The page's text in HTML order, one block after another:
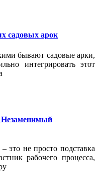
садовых арок
бывают садовые арки,
интегрировать этот
это не просто подставка
рабочего процесса,